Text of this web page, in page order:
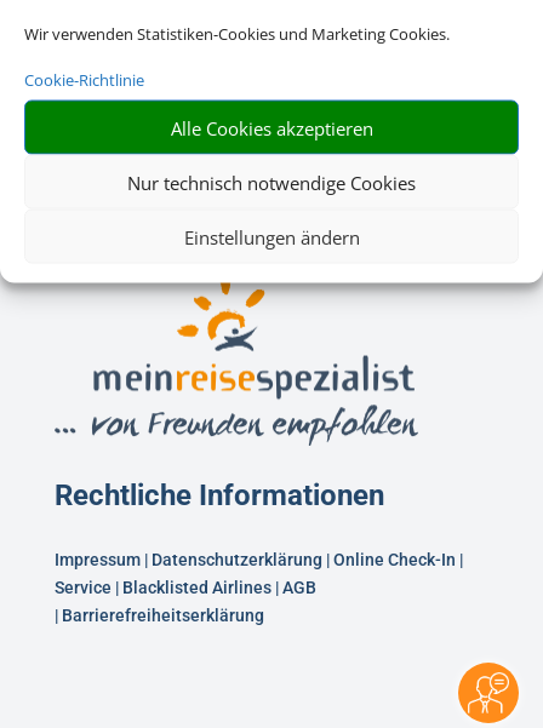
Wir verwenden Statistiken-Cookies und Marketing Cookies.
Cookie-Richtlinie
Alle Cookies akzeptieren
Nur technisch notwendige Cookies
Einstellungen ändern
Mietwagen
Rechtliche Informationen
Impressum| Datenschutzerklärung |Online Check-In |
Service | Blacklisted Airlines|AGB
| Barrierefreiheitserklärung